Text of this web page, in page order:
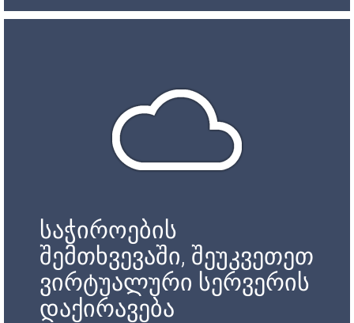
საჭიროების
შემთხვევაში, შეუკვეთეთ
ვირტუალური სერვერის
დაქირავება